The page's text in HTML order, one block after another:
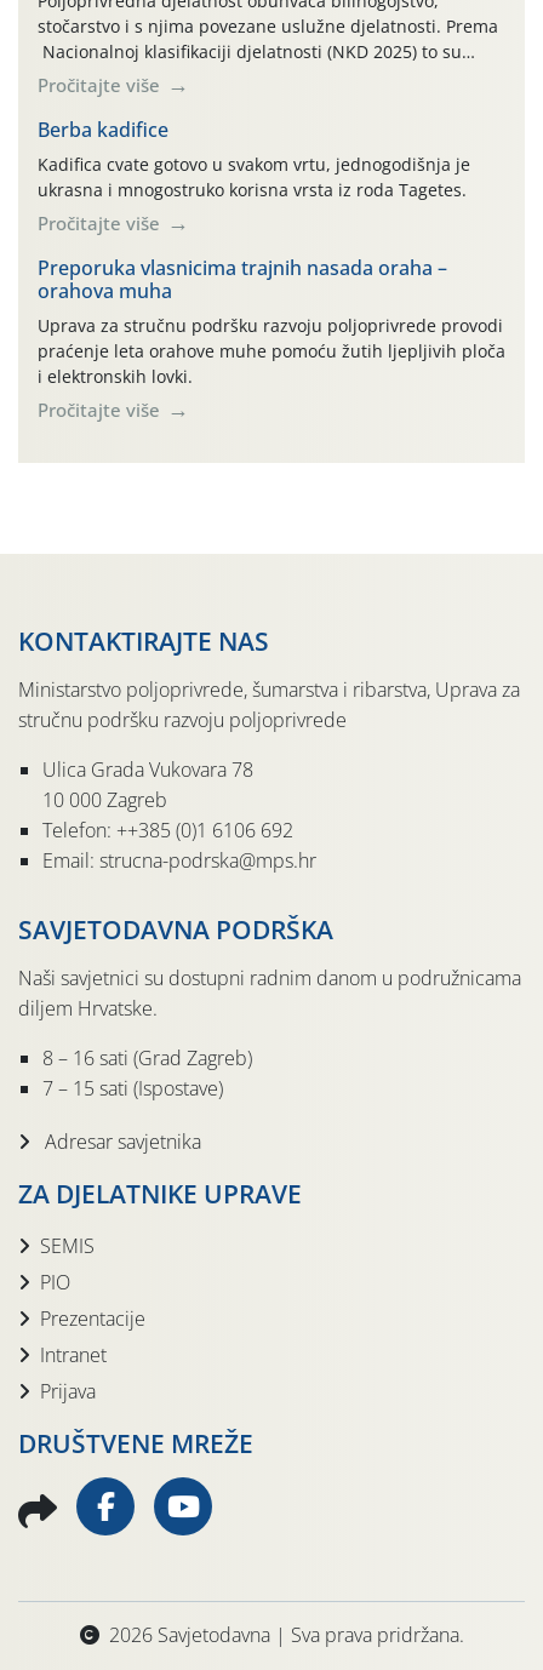
stočarstvo i s njima povezane uslužne djelatnosti. Prema
Nacionalnoj klasifikaciji djelatnosti (NKD 2025) to su
skupne 01.1, 01.2, 01.3, 01.4, 01.5 i 01.6. Djelatnost
prerade poljoprivrednih proizvoda je svako djelovanje na
poljoprivredni proizvod čiji je rezultat proizvod koji
također može biti poljoprivredni proizvod poput npr.
maslinovog ulja, bučinog ulja, vino od […]
Pročitajte više
Berba kadifice
Kadifica cvate gotovo u svakom vrtu, jednogodišnja je
ukrasna i mnogostruko korisna vrsta iz roda Tagetes.
Pročitajte više
Preporuka vlasnicima trajnih nasada oraha –
orahova muha
Uprava za stručnu podršku razvoju poljoprivrede provodi
praćenje leta orahove muhe pomoću žutih ljepljivih ploča
i elektronskih lovki.
Pročitajte više
KONTAKTIRAJTE NAS
Ministarstvo poljoprivrede, šumarstva i ribarstva, Uprava za
stručnu podršku razvoju poljoprivrede
Ulica Grada Vukovara 78
10 000 Zagreb
Telefon: ++385 (0)1 6106 692
Email: strucna-podrska@mps.hr
SAVJETODAVNA PODRŠKA
Naši savjetnici su dostupni radnim danom u podružnicama
diljem Hrvatske.
8 – 16 sati (Grad Zagreb)
7 – 15 sati (Ispostave)
Adresar savjetnika
ZA DJELATNIKE UPRAVE
SEMIS
PIO
Prezentacije
Intranet
Prijava
DRUŠTVENE MREŽE
2026 Savjetodavna | Sva prava pridržana.